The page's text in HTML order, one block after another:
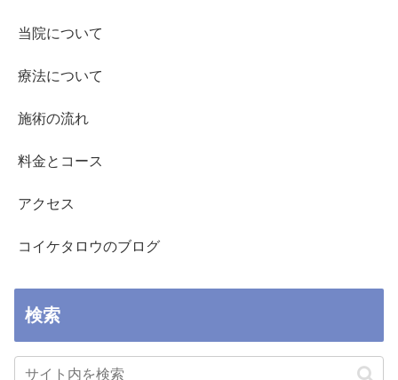
当院について
療法について
施術の流れ
料金とコース
アクセス
コイケタロウのブログ
検索